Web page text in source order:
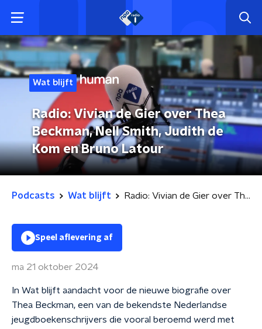
Wat blijft
Radio: Vivian de Gier over Thea
Beckman, Nell Smith, Judith de
Kom en Bruno Latour
Podcasts Wat blijft Radio: Vivian de Gier over Thea Beckman, Nell Smith, Judith de Kom en Bruno Latour
Speel aflevering af
ma 21 oktober 2024
In Wat blijft aandacht voor de nieuwe biografie over
Thea Beckman, een van de bekendste Nederlandse
jeugdboekenschrijvers die vooral beroemd werd met